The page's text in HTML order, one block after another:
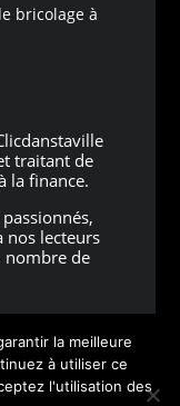
bricolage à
traitant de
la finance.
nos lecteurs
nombre de
la meilleure
à utiliser ce
l'utilisation des